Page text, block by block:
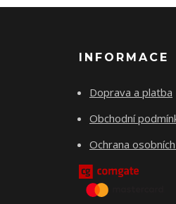
INFORMACE
Doprava a platba
Obchodní
Ochrana